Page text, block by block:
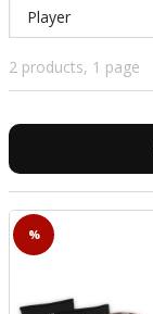
Player
2 products, 1 page
%